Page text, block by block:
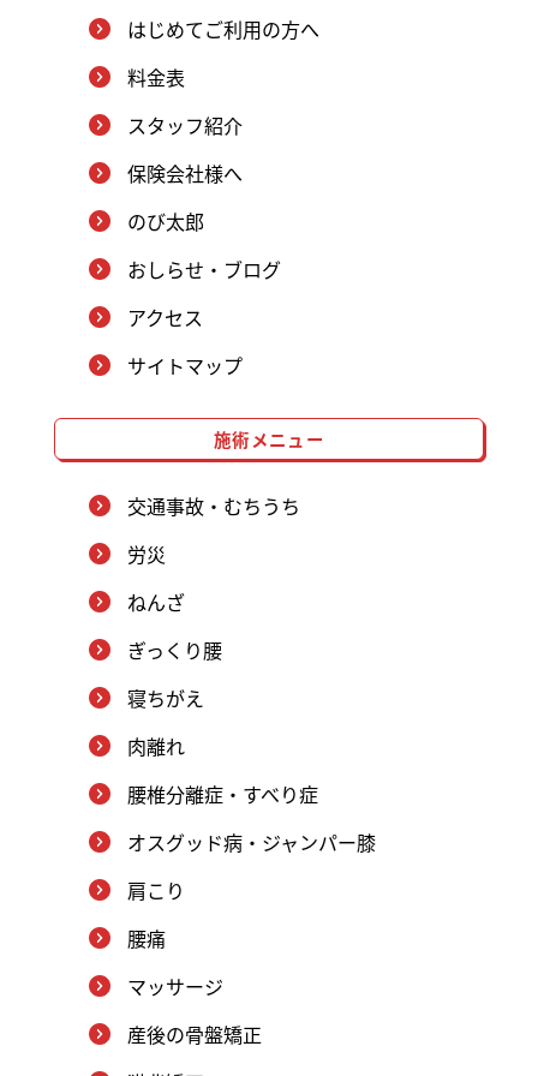
はじめてご利用の方へ
料金表
スタッフ紹介
保険会社様へ
のび太郎
おしらせ・ブログ
アクセス
サイトマップ
施術メニュー
交通事故・むちうち
労災
ねんざ
ぎっくり腰
寝ちがえ
肉離れ
腰椎分離症・すべり症
オスグッド病・ジャンパー膝
肩こり
腰痛
マッサージ
産後の骨盤矯正